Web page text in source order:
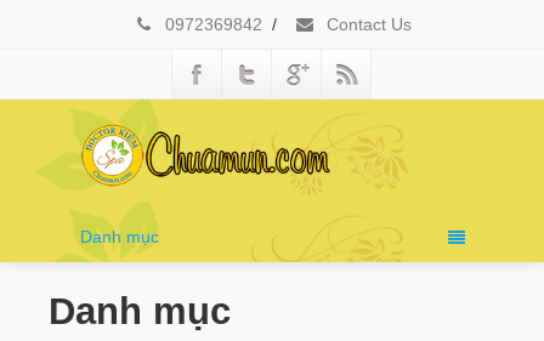
0972369842 / Contact Us
Danh mục
Danh mục